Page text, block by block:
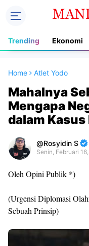
Trending Ekonomi
Home Atlet Yodo
Mahalnya
Mengapa
dalam
Rosyidin S
Senin, Februari
Oleh Opini Publik *)
(Urgensi Diplomasi
Sebuah Prinsip)